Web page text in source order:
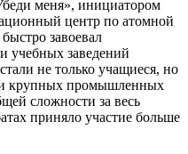
меня», инициатором
центр по атомной
завоевал
учебных заведений
не только учащиеся, но
крупных промышленных
сложности за весь
приняло участие больше